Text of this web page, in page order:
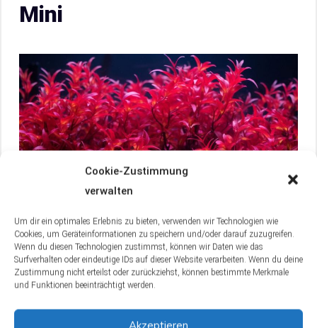
Cookie-Zustimmung
verwalten
Um dir ein optimales Erlebnis zu bieten, verwenden wir Technologien wie
Cookies, um Geräteinformationen zu speichern und/oder darauf zuzugreifen.
Wenn du diesen Technologien zustimmst, können wir Daten wie das
Surfverhalten oder eindeutige IDs auf dieser Website verarbeiten. Wenn du deine
Zustimmung nicht erteilst oder zurückziehst, können bestimmte Merkmale
und Funktionen beeinträchtigt werden.
Akzeptieren
Mini
Entdecke, wie Alternanthera reineckii Mini mit
seiner leuchtenden Farbe und kompakten Form das
Aquascapebereichert. Spiele mit Farbkontrasten
und integriere die Pflanze in dein Layout für
atemberaubende Effekte. Erfahre jetzt mehr